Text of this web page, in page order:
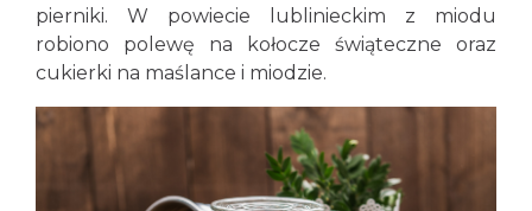
pierniki. W powiecie lublinieckim z miodu
robiono polewę na kołocze świąteczne oraz
cukierki na maślance i miodzie.